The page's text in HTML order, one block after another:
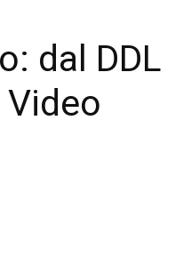
dal DDL